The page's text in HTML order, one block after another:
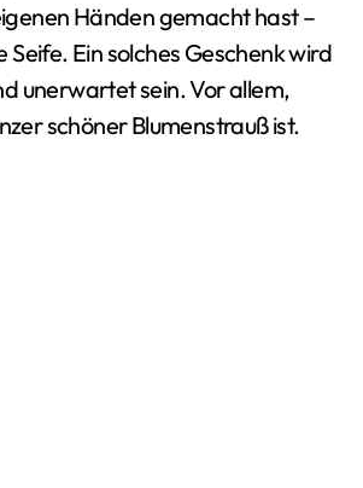
Händen gemacht hast –
Ein solches Geschenk wird
unerwartet sein. Vor allem,
schöner Blumenstrauß ist.